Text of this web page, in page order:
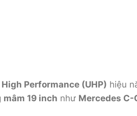
Performance (UHP) hiệu
mâm 19 inch như Mercedes